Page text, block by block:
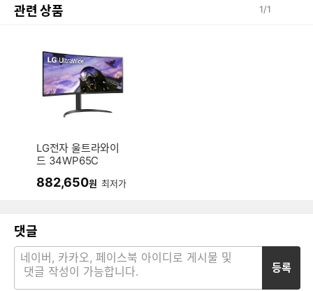
관련 상품 1/1
LG전자 울트라와이
드 34WP65C
882,650원 최저가
댓글
등록